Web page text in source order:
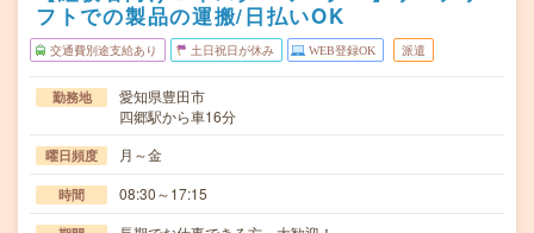
フトでの製品の運搬/日払いOK
交通費別途支給あり 土日祝日が休み WEB登録OK 派遣
勤務地
愛知県豊田市
四郷駅から車16分
曜日頻度 月～金
時間 08:30～17:15